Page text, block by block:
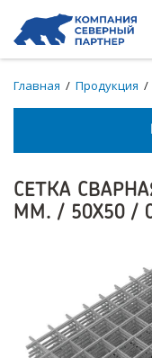
Главная / Продукция /
СЕТКА
ММ. / 50Х50 /